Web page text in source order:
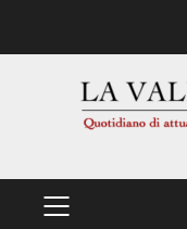
PRIMÄRES